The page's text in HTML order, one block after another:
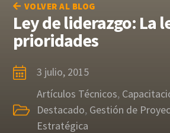
VOLVER AL BLOG
Ley de liderazgo: La
prioridades
3 julio, 2015
Artículos Técnicos,
Destacado, Gestión de
Estratégica